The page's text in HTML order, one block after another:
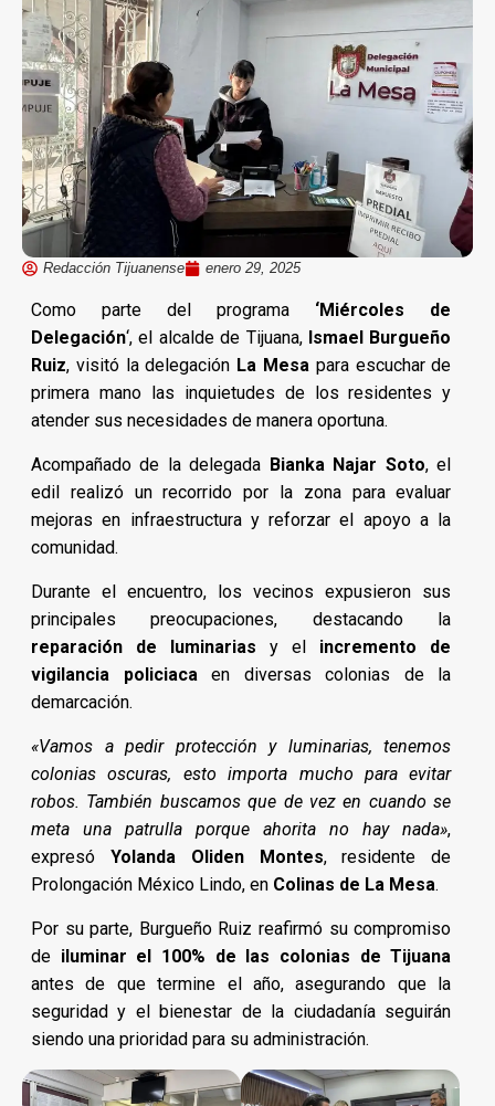
Redacción Tijuanense enero 29, 2025
Como parte del programa ‘Miércoles de
Delegación‘, el alcalde de Tijuana, Ismael Burgueño
Ruiz, visitó la delegación La Mesa para escuchar de
primera mano las inquietudes de los residentes y
atender sus necesidades de manera oportuna.
Acompañado de la delegada Bianka Najar Soto, el
edil realizó un recorrido por la zona para evaluar
mejoras en infraestructura y reforzar el apoyo a la
comunidad.
Durante el encuentro, los vecinos expusieron sus
principales preocupaciones, destacando la
reparación de luminarias y el incremento de
vigilancia policiaca en diversas colonias de la
demarcación.
«Vamos a pedir protección y luminarias, tenemos
colonias oscuras, esto importa mucho para evitar
robos. También buscamos que de vez en cuando se
meta una patrulla porque ahorita no hay nada»,
expresó Yolanda Oliden Montes, residente de
Prolongación México Lindo, en Colinas de La Mesa.
Por su parte, Burgueño Ruiz reafirmó su compromiso
de iluminar el 100% de las colonias de Tijuana
antes de que termine el año, asegurando que la
seguridad y el bienestar de la ciudadanía seguirán
siendo una prioridad para su administración.